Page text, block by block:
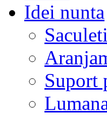
Idei nunta
Suport